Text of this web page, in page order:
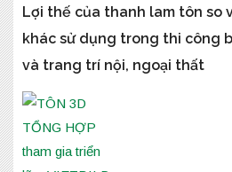
Lợi thế của thanh lam tôn so
khác sử dụng trong thi công
và trang trí nội, ngoại thất